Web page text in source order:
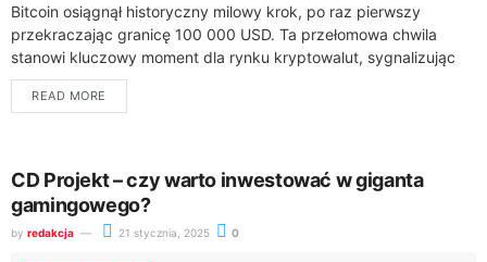
Bitcoin osiągnął historyczny milowy krok, po raz pierwszy
przekraczając granicę 100 000 USD. Ta przełomowa chwila
stanowi kluczowy moment dla rynku kryptowalut, sygnalizując
rosnące zainteresowanie inwestorów globalnym rynkiem
cyfrowych walut.Dynamiczny...
READ MORE
CD Projekt – czy warto inwestować w giganta
gamingowego?
by redakcja 21 stycznia, 2025 0